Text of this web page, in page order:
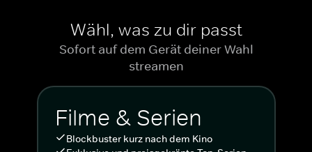
Wähl, was zu dir passt
Sofort auf dem Gerät deiner Wahl
streamen
Filme & Serien
Blockbuster kurz nach dem Kino